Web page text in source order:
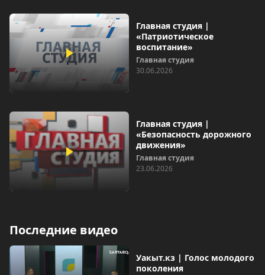
Главная студия |
«Патриотическое
воспитание»
Главная студия
30.06.2026
Главная студия |
«Безопасность дорожного
движения»
Главная студия
23.06.2026
Последние видео
Уакыт.кз | Голос молодого
поколения